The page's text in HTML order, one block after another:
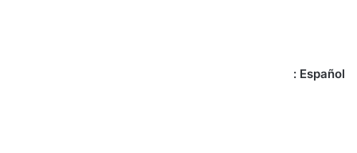
Español :